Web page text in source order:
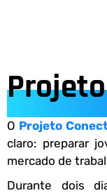
Projeto
O Projeto
claro: preparar
mercado de
Durante dois